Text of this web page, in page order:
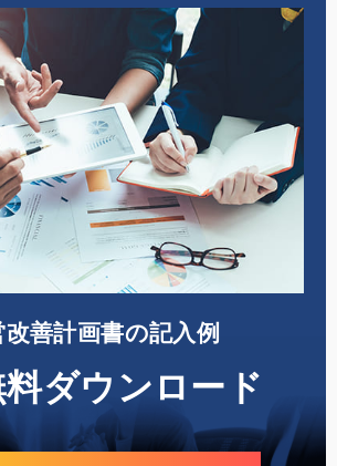
改善計画書の記入例
ダウンロード